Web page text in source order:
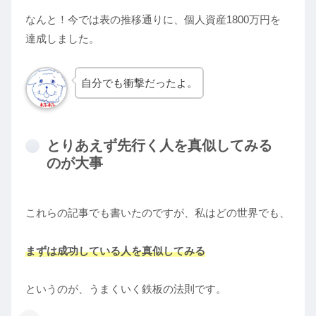
なんと！今では表の推移通りに、個人資産1800万円を
達成しました。
自分でも衝撃だったよ。
とりあえず先行く人を真似してみる
のが大事
これらの記事でも書いたのですが、私はどの世界でも、
まずは成功している人を真似してみる
というのが、うまくいく鉄板の法則です。